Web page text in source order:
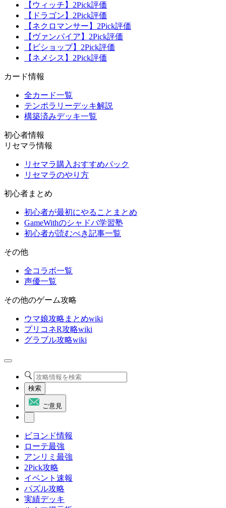
【ウィッチ】2Pick評価
【ドラゴン】2Pick評価
【ネクロマンサー】2Pick評価
【ヴァンパイア】2Pick評価
【ビショップ】2Pick評価
【ネメシス】2Pick評価
カード情報
全カード一覧
テンポラリーデッキ解説
構築済みデッキ一覧
初心者情報
リセマラ情報
リセマラ購入おすすめパック
リセマラのやり方
初心者まとめ
初心者が最初にやることまとめ
GameWithのシャドバ学習塾
初心者が読むべき記事一覧
その他
全コラボ一覧
声優一覧
その他のゲーム攻略
ウマ娘攻略まとめwiki
プリコネR攻略wiki
グラブル攻略wiki
検索
ご意見
ビヨンド情報
ローテ最強
アンリミ最強
2Pick攻略
イベント速報
パズル攻略
実績デッキ